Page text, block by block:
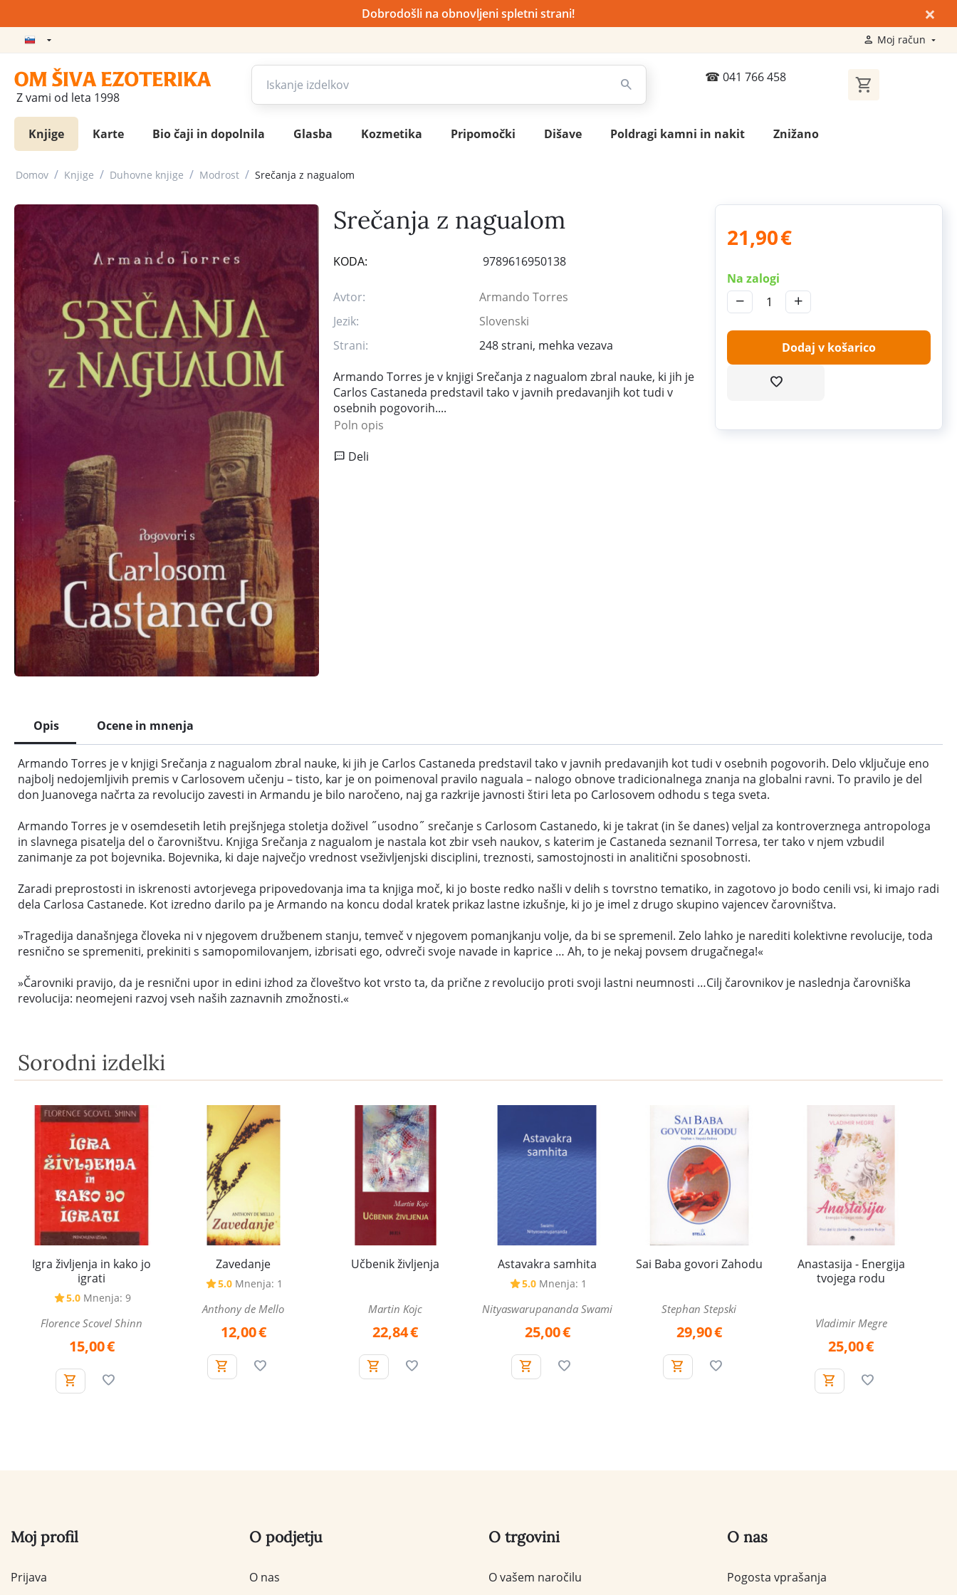
Dobrodošli na obnovljeni spletni strani! ×
Moj račun
Z vami od leta 1998
041 766 458
Knjige Karte Bio čaji in dopolnila Glasba Kozmetika Pripomočki Dišave Poldragi kamni in nakit Znižano
Domov / Knjige / Duhovne knjige / Modrost / Srečanja z nagualom
Srečanja z nagualom
KODA: 9789616950138
Avtor:
Armando Torres
Jezik:
Slovenski
Strani:
248 strani, mehka vezava
Armando Torres je v knjigi Srečanja z nagualom zbral nauke, ki jih je
Carlos Castaneda predstavil tako v javnih predavanjih kot tudi v
osebnih pogovorih....
Poln opis
21,90€
Na zalogi
+
−
Dodaj v košarico
Deli
Opis Ocene in mnenja
Armando Torres je v knjigi Srečanja z nagualom zbral nauke, ki jih je Carlos Castaneda predstavil tako v javnih predavanjih kot tudi v osebnih pogovorih. Delo vključuje eno
najbolj nedojemljivih premis v Carlosovem učenju – tisto, kar je on poimenoval pravilo naguala – nalogo obnove tradicionalnega znanja na globalni ravni. To pravilo je del
don Juanovega načrta za revolucijo zavesti in Armandu je bilo naročeno, naj ga razkrije javnosti štiri leta po Carlosovem odhodu s tega sveta.
Armando Torres je v osemdesetih letih prejšnjega stoletja doživel ˝usodno˝ srečanje s Carlosom Castanedo, ki je takrat (in še danes) veljal za kontroverznega antropologa
in slavnega pisatelja del o čarovništvu. Knjiga Srečanja z nagualom je nastala kot zbir vseh naukov, s katerim je Castaneda seznanil Torresa, ter tako v njem vzbudil
zanimanje za pot bojevnika. Bojevnika, ki daje največjo vrednost vseživljenjski disciplini, treznosti, samostojnosti in analitični sposobnosti.
Zaradi preprostosti in iskrenosti avtorjevega pripovedovanja ima ta knjiga moč, ki jo boste redko našli v delih s tovrstno tematiko, in zagotovo jo bodo cenili vsi, ki imajo radi
dela Carlosa Castanede. Kot izredno darilo pa je Armando na koncu dodal kratek prikaz lastne izkušnje, ki jo je imel z drugo skupino vajencev čarovništva.
»Tragedija današnjega človeka ni v njegovem družbenem stanju, temveč v njegovem pomanjkanju volje, da bi se spremenil. Zelo lahko je narediti kolektivne revolucije, toda
resnično se spremeniti, prekiniti s samopomilovanjem, izbrisati ego, odvreči svoje navade in kaprice … Ah, to je nekaj povsem drugačnega!«
»Čarovniki pravijo, da je resnični upor in edini izhod za človeštvo kot vrsto ta, da prične z revolucijo proti svoji lastni neumnosti …Cilj čarovnikov je naslednja čarovniška
revolucija: neomejeni razvoj vseh naših zaznavnih zmožnosti.«
Sorodni izdelki
Igra življenja in kako jo
igrati
5.0 Mnenja: 9
Florence Scovel Shinn
15,00€
Zavedanje
5.0 Mnenja: 1
Anthony de Mello
12,00€
Učbenik življenja
Martin Kojc
22,84€
Astavakra samhita
5.0 Mnenja: 1
Nityaswarupananda Swami
25,00€
Sai Baba govori Zahodu
Stephan Stepski
29,90€
Anastasija - Energija
tvojega rodu
Vladimir Megre
25,00€
Moj profil
Prijava
O podjetju
O nas
O trgovini
O vašem naročilu
O nas
Pogosta vprašanja